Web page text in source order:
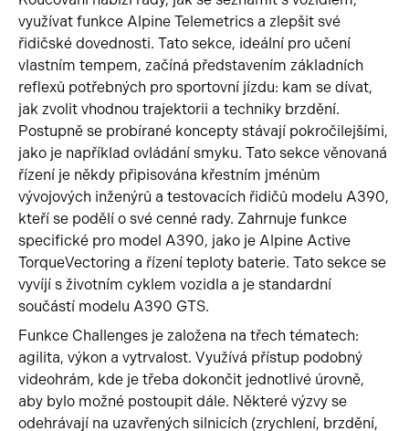
využívat funkce Alpine Telemetrics a zlepšit své
řidičské dovednosti. Tato sekce, ideální pro učení
vlastním tempem, začíná představením základních
reflexů potřebných pro sportovní jízdu: kam se dívat,
jak zvolit vhodnou trajektorii a techniky brzdění.
Postupně se probírané koncepty stávají pokročilejšími,
jako je například ovládání smyku. Tato sekce věnovaná
řízení je někdy připisována křestním jménům
vývojových inženýrů a testovacích řidičů modelu A390,
kteří se podělí o své cenné rady. Zahrnuje funkce
specifické pro model A390, jako je Alpine Active
TorqueVectoring a řízení teploty baterie. Tato sekce se
vyvíjí s životním cyklem vozidla a je standardní
součástí modelu A390 GTS.
Funkce Challenges je založena na třech tématech:
agilita, výkon a vytrvalost. Využívá přístup podobný
videohrám, kde je třeba dokončit jednotlivé úrovně,
aby bylo možné postoupit dále. Některé výzvy se
odehrávají na uzavřených silnicích (zrychlení, brzdění,